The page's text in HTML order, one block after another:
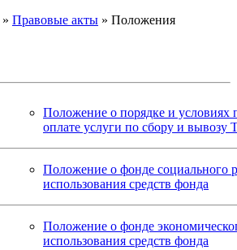
» Правовые акты » Положения
Положение о порядке и условиях
оплате услуги по сбору и вывозу
Положение о фонде социального
использования средств фонда
Положение о фонде
использования средств фонда